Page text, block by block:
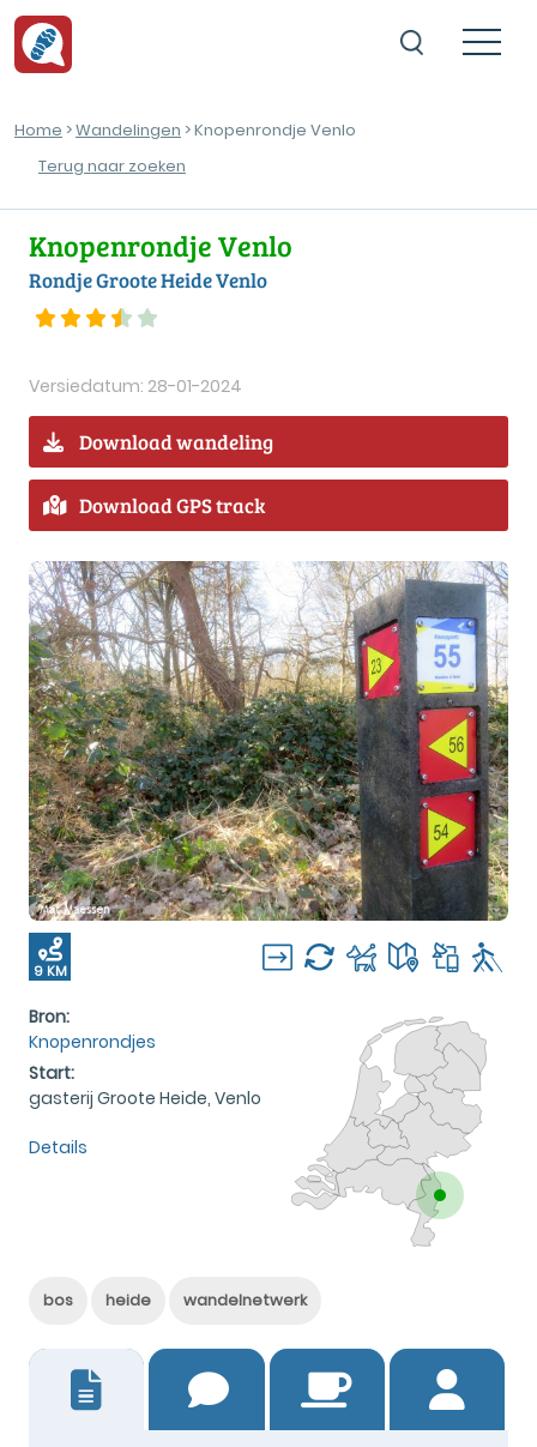
Home >Wandelingen > Knopenrondje Venlo
Terug naar zoeken
Knopenrondje Venlo
Rondje Groote Heide Venlo
Versiedatum: 28-01-2024
Download wandeling
Download GPS track
9 KM
Bron:
Knopenrondjes
Start:
gasterij Groote Heide, Venlo
Details
bos heide wandelnetwerk